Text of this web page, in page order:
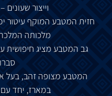
וייצור
חזית המטבע המוקף עיטור
מלכותה
גב המטבע מציג חיפושית
המטבע מצופה זהב, בעל
במארז, יחד